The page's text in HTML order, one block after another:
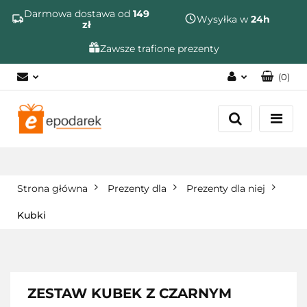
Darmowa dostawa od 149
zł
Wysyłka w 24h
Zawsze trafione prezenty
Szukaj
Zaloguj się
Zarejestruj się
(0)
Strona główna Prezenty dla Prezenty dla niej
Kubki
ZESTAW KUBEK Z CZARNYM